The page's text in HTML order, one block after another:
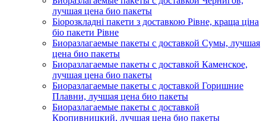
лучшая цена био пакеты
Біорозкладні пакети з доставкою Рівне, краща ціна
біо пакети Рівне
Биоразлагаемые пакеты с доставкой Сумы, лучшая
цена био пакеты
Биоразлагаемые пакеты с доставкой Каменское,
лучшая цена био пакеты
Биоразлагаемые пакеты с доставкой Горишние
Плавни, лучшая цена био пакеты
Биоразлагаемые пакеты с доставкой
Кропивницкий, лучшая цена био пакеты